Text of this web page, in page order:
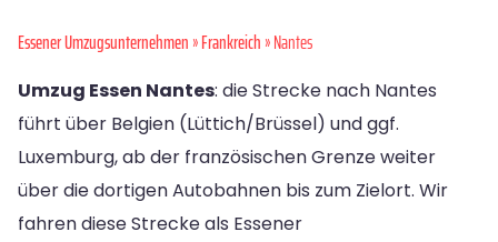
Essener Umzugsunternehmen»Frankreich» Nantes
Umzug Essen Nantes: die Strecke nach Nantes
führt über Belgien (Lüttich/Brüssel) und ggf.
Luxemburg, ab der französischen Grenze weiter
über die dortigen Autobahnen bis zum Zielort. Wir
fahren diese Strecke als Essener